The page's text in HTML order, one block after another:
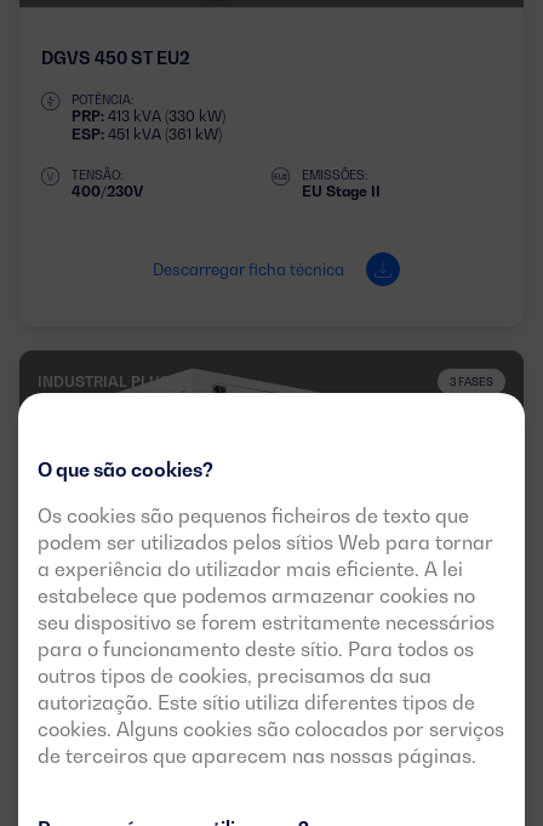
O que são cookies?
Os cookies são pequenos ficheiros de texto que
podem ser utilizados pelos sítios Web para tornar
a experiência do utilizador mais eficiente. A lei
estabelece que podemos armazenar cookies no
seu dispositivo se forem estritamente necessários
para o funcionamento deste sítio. Para todos os
outros tipos de cookies, precisamos da sua
autorização. Este sítio utiliza diferentes tipos de
cookies. Alguns cookies são colocados por serviços
de terceiros que aparecem nas nossas páginas.
DGVS 450 ST EU2
POTÊNCIA:
PRP: 413 kVA (330 kW)
ESP: 451 kVA (361 kW)
TENSÃO:
400/230V
EMISSÕES:
EU Stage II
Descarregar ficha técnica
INDUSTRIAL PLUS 3 FASES
DGVS 330 ST EU2
POTÊNCIA:
PRP:304 kVA (243 kW)
ESP:332 kVA (266 kW)